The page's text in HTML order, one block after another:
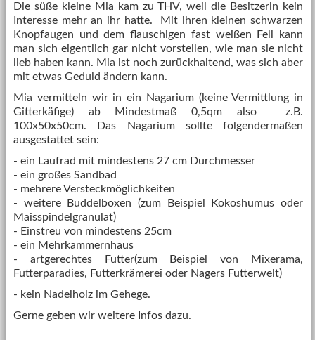
Die süße kleine Mia kam zu THV, weil die Besitzerin kein
Interesse mehr an ihr hatte. Mit ihren kleinen schwarzen
Knopfaugen und dem flauschigen fast weißen Fell kann
man sich eigentlich gar nicht vorstellen, wie man sie nicht
lieb haben kann. Mia ist noch zurückhaltend, was sich aber
mit etwas Geduld ändern kann.
Mia vermitteln wir in ein Nagarium (keine Vermittlung in
Gitterkäfige) ab Mindestmaß 0,5qm also z.B.
100x50x50cm. Das Nagarium sollte folgendermaßen
ausgestattet sein:
- ein Laufrad mit mindestens 27 cm Durchmesser
- ein großes Sandbad
- mehrere Versteckmöglichkeiten
- weitere Buddelboxen (zum Beispiel Kokoshumus oder
Maisspindelgranulat)
- Einstreu von mindestens 25cm
- ein Mehrkammernhaus
- artgerechtes Futter(zum Beispiel von Mixerama,
Futterparadies, Futterkrämerei oder Nagers Futterwelt)
- kein Nadelholz im Gehege.
Gerne geben wir weitere Infos dazu.